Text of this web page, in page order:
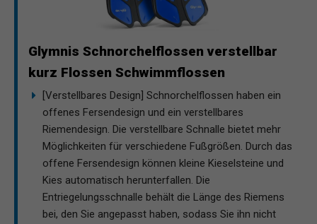
Glymnis Schnorchelflossen verstellbar
kurz Flossen Schwimmflossen
[Verstellbares Design] Schnorchelflossen haben ein
offenes Fersendesign und ein verstellbares
Riemendesign. Die verstellbare Schnalle bietet mehr
Möglichkeiten für verschiedene Fußgrößen. Durch das
offene Fersendesign können kleine Kieselsteine und
Kies automatisch herunterfallen. Die
Entriegelungsschnalle behält die Länge des Riemens
bei, den Sie angepasst haben, sodass Sie ihn nicht